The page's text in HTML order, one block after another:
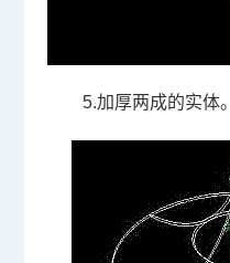
5.加厚两成的实体。